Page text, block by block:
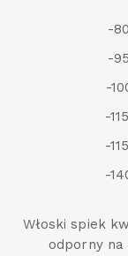
-
-
-
-
-
-
Włoski spiek
odporny na